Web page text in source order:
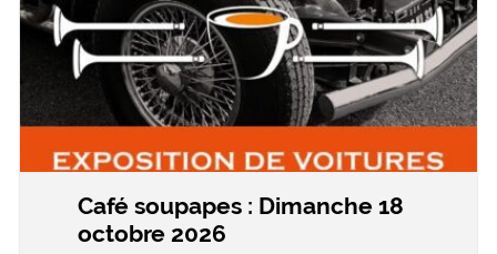
Café soupapes : Dimanche 18
octobre 2026